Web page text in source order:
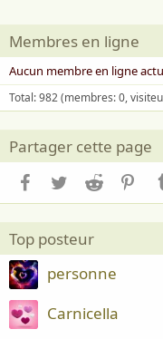
Membres en ligne
Aucun membre en ligne
Total: 982 (membres: 0,
Partager cette page
Facebook
TwitterReddit
Top posteur
personne
Carnicella